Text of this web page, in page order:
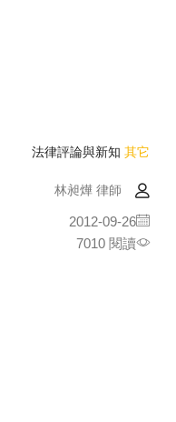
法律評論與新知 其它
林昶燁 律師
2012-09-26
7010 閱讀